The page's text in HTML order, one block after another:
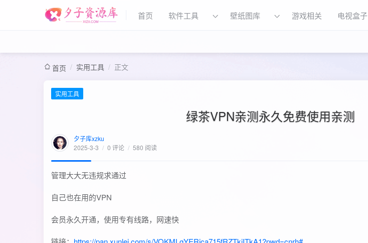
首页 软件工具 壁纸图库 游戏相关 电视盒子
首页 / 实用工具 / 正文
实用工具
绿茶VPN亲测永久免费使用亲测
夕子库xzku
2025-3-3 / 0 评论 / 580 阅读
管理大大无违规求通过
自己也在用的VPN
会员永久开通，使用专有线路，网速快